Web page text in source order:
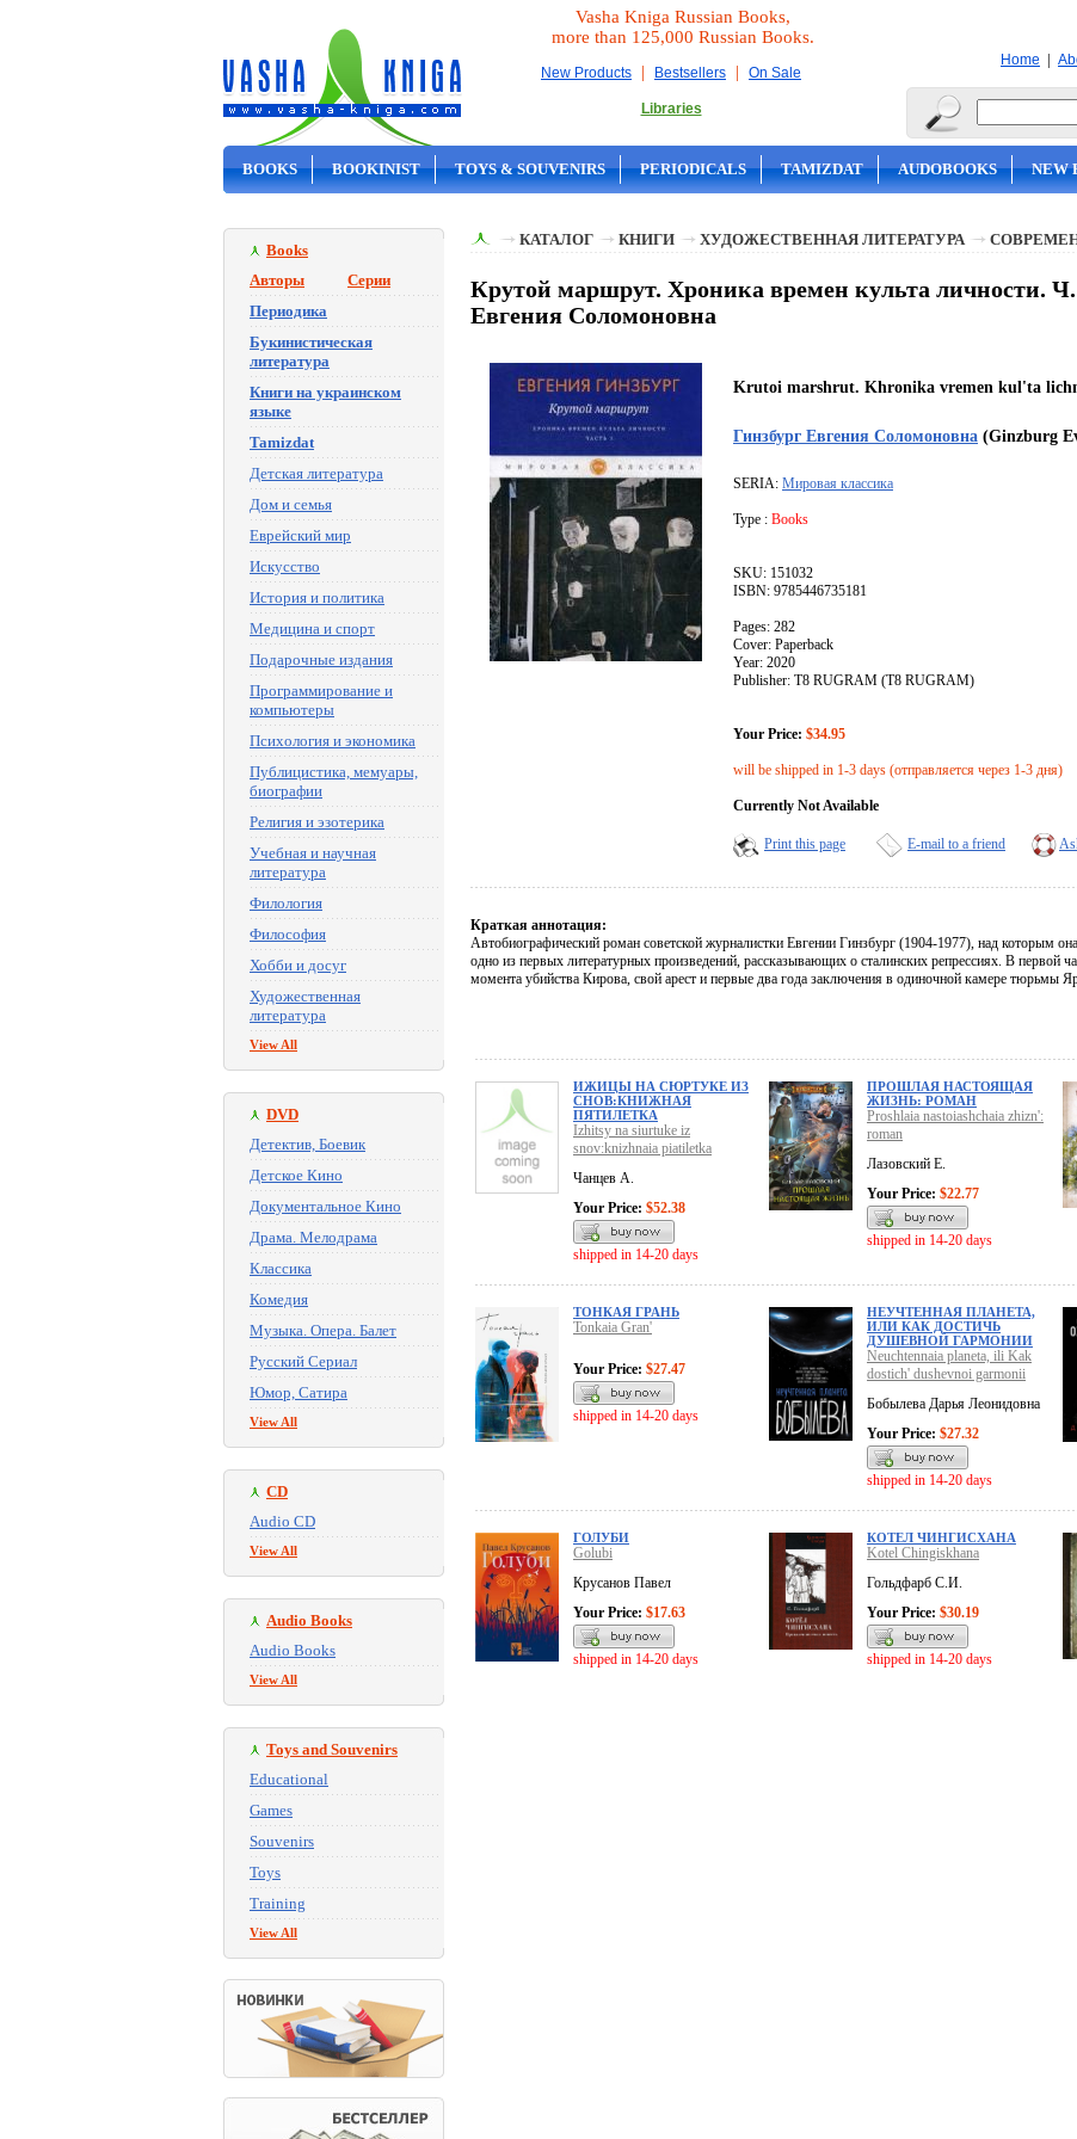
Vasha Kniga Russian Books,
more than 125,000 Russian Books.
New Products | Bestsellers | On Sale
Libraries
Home |
BOOKS BOOKINIST TOYS & SOUVENIRS PERIODICALS TAMIZDAT AUDOBOOKS NEW
Books
Авторы
Серии
Периодика
Букинистическая
литература
Книги на украинском
языке
Tamizdat
Детская литература
Дом и семья
Еврейский мир
Искусство
История и политика
Медицина и спорт
Подарочные издания
Программирование и
компьютеры
Психология и экономика
Публицистика, мемуары,
биографии
Религия и эзотерика
Учебная и научная
литература
Филология
Философия
Хобби и досуг
Художественная
литература
View All
DVD
Детектив, Боевик
Детское Кино
Документальное Кино
Драма. Мелодрама
Классика
Комедия
Музыка. Опера. Балет
Русский Сериал
Юмор, Сатира
View All
CD
Audio CD
View All
Audio Books
Audio Books
View All
Toys and Souvenirs
Educational
Games
Souvenirs
Toys
Training
View All
КАТАЛОГ КНИГИ ХУДОЖЕСТВЕННАЯ ЛИТЕРАТУРА
Крутой маршрут. Хроника времен культа личности.
Евгения Соломоновна
Krutoi marshrut. Khronika vremen kul'ta
Гинзбург Евгения Соломоновна (Ginzburg
SERIA: Мировая классика
Type : Books
SKU: 151032
ISBN: 9785446735181
Pages: 282
Cover: Paperback
Year: 2020
Publisher: Т8 RUGRAM (T8 RUGRAM)
Your Price: $34.95
will be shipped in 1-3 days (отправляется через 1-3 дня)
Currently Not Available
Print this page E-mail to a friend
Краткая аннотация:
Автобиографический роман советской журналистки Евгении Гинзбург (1904-1977), над которым
одно из первых литературных произведений, рассказывающих о сталинских репрессиях. В первой
момента убийства Кирова, свой арест и первые два года заключения в одиночной камере тюрьмы
ИЖИЦЫ НА СЮРТУКЕ ИЗ
СНОВ:КНИЖНАЯ
ПЯТИЛЕТКА
Izhitsy na siurtuke iz
snov:knizhnaia piatiletka
Чанцев А.
Your Price: $52.38
shipped in 14-20 days
ПРОШЛАЯ НАСТОЯЩАЯ
ЖИЗНЬ: РОМАН
Proshlaia nastoiashchaia zhizn':
roman
Лазовский Е.
Your Price: $22.77
shipped in 14-20 days
ТОНКАЯ ГРАНЬ
Tonkaia Gran'
Your Price: $27.47
shipped in 14-20 days
НЕУЧТЕННАЯ ПЛАНЕТА,
ИЛИ КАК ДОСТИЧЬ
ДУШЕВНОЙ ГАРМОНИИ
Neuchtennaia planeta, ili Kak
dostich' dushevnoi garmonii
Бобылева Дарья Леонидовна
Your Price: $27.32
shipped in 14-20 days
ГОЛУБИ
Golubi
Крусанов Павел
Your Price: $17.63
shipped in 14-20 days
КОТЕЛ ЧИНГИСХАНА
Kotel Chingiskhana
Гольдфарб С.И.
Your Price: $30.19
shipped in 14-20 days